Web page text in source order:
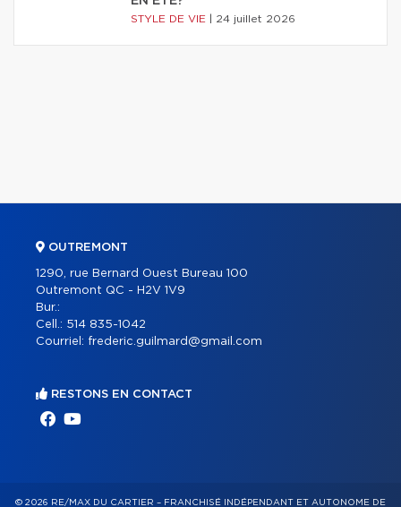
STYLE DE VIE 24 juillet 2026
OUTREMONT
1290, rue Bernard Ouest Bureau 100
Outremont QC - H2V 1V9
Bur.:
Cell.: 514 835-1042
Courriel: frederic.guilmard@gmail.com
RESTONS EN CONTACT
© 2026 RE/MAX DU CARTIER – FRANCHISÉ INDÉPENDANT ET AUTONOME DE